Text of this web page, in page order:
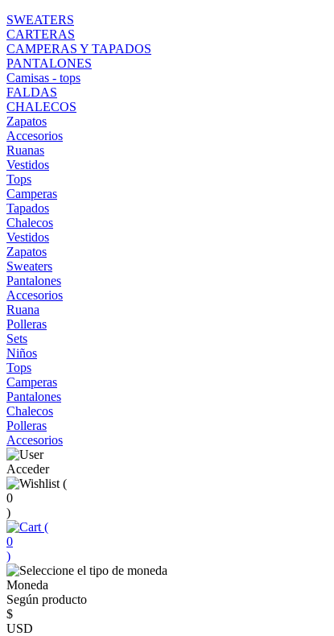
SWEATERS
CARTERAS
CAMPERAS Y TAPADOS
PANTALONES
Camisas - tops
FALDAS
CHALECOS
Zapatos
Accesorios
Ruanas
Vestidos
Tops
Camperas
Tapados
Chalecos
Vestidos
Zapatos
Sweaters
Pantalones
Accesorios
Ruana
Polleras
Sets
Niños
Tops
Camperas
Pantalones
Chalecos
Polleras
Accesorios
Acceder
(
0
)
(
0
)
Moneda
Según producto
$
USD